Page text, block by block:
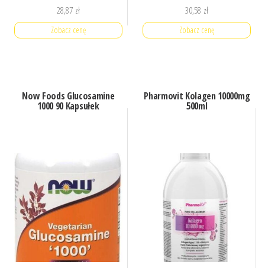
28,87 zł
Zobacz cenę
30,58 zł
Zobacz cenę
Now Foods Glucosamine
1000 90 Kapsułek
Pharmovit Kolagen 10000mg
500ml